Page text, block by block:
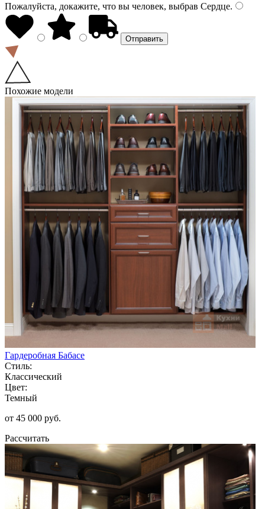
Пожалуйста, докажите, что вы человек, выбрав Сердце.
Похожие модели
Гардеробная Бабасе
Стиль:
Классический
Цвет:
Темный
от 45 000 руб.
Рассчитать